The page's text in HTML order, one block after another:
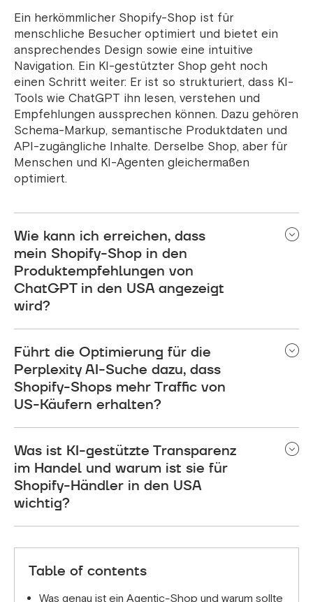
Ein herkömmlicher Shopify-Shop ist für
menschliche Besucher optimiert und bietet ein
ansprechendes Design sowie eine intuitive
Navigation. Ein KI-gestützter Shop geht noch
einen Schritt weiter: Er ist so strukturiert, dass KI-
Tools wie ChatGPT ihn lesen, verstehen und
Empfehlungen aussprechen können. Dazu gehören
Schema-Markup, semantische Produktdaten und
API-zugängliche Inhalte. Derselbe Shop, aber für
Menschen und KI-Agenten gleichermaßen
optimiert.
Wie kann ich erreichen, dass
mein Shopify-Shop in den
Produktempfehlungen von
ChatGPT in den USA angezeigt
wird?
Markup auf Ihren Produktseiten, Inhalte, die die
spezifischen Fragen von Käufern und KI-Tools
beantworten, und Erwähnungen aus glaubwürdigen
externen Quellen. ChatGPT empfiehlt Shops, die
Ihre Produktdaten sind, desto besser sind Ihre
Erfolgschancen.
Führt die Optimierung für die
Perplexity AI-Suche dazu, dass
Shopify-Shops mehr Traffic von
US-Käufern erhalten?
Perplexity zitiert Quellen mit anklickbaren Links,
sodass Sie durch die Nennung in einer Antwort
qualifizierte und interessierte Besucher erreichen.
Konzentrieren Sie sich auf spezifische, detaillierte
Inhalte und halten Sie Ihre Produktinformationen
aktuell. Käufer, die über Perplexity auf einen Link
klicken, vertrauen der Empfehlung bereits.
Was ist KI-gestützte Transparenz
im Handel und warum ist sie für
Shopify-Händler in den USA
wichtig?
und Perplexity Ihren Shop finden und empfehlen
können. Das ist wichtig, denn KI-gestützte Käufer
haben eine deutlich höhere Kaufabsicht als
typischer Suchverkehr; sie wurden bereits vor dem
Table of contents
Was genau ist ein Agentic-Shop und warum sollte